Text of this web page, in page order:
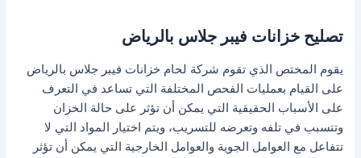
تصليح خزانات فيبر جلاس بالرياض
يقوم المختص الذي تقوم شركة لحام خزانات فيبر جلاس بالرياض
على القيام بعمليات الفحص المختلفة التي تساعد في التعرف
على الأسباب الحقيقية التي يمكن أن تؤثر على حالة الخزان
وتتسبب في تلفه وتعرضه للتسريب، ويتم اختيار المواد التي لا
تتفاعل مع العوامل الجوية والعوامل الخارجية التي يمكن أن تؤثر